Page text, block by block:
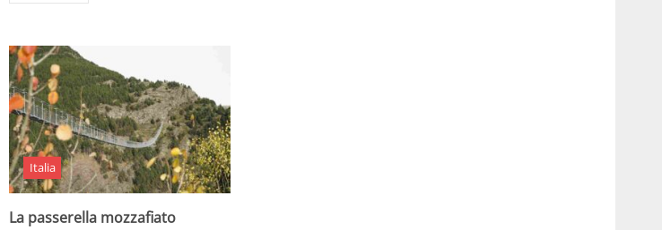
Italia
La passerella mozzafiato